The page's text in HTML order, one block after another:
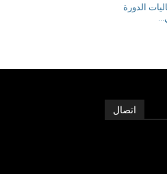
الدورة
اتصال